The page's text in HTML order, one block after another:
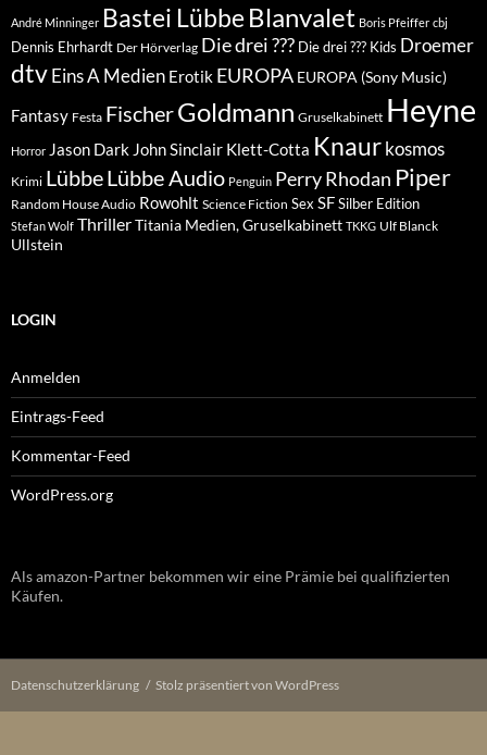
André Minninger Bastei Lübbe Blanvalet Boris Pfeiffer cbj
Dennis Ehrhardt Der Hörverlag Die drei ??? Die drei ??? Kids Droemer
dtvEins A Medien Erotik EUROPA EUROPA (Sony Music)
Fantasy Festa FischerGoldmann Gruselkabinett Heyne
Horror Jason Dark John Sinclair Klett-Cotta Knaur kosmos
Krimi LübbeLübbe Audio Penguin Perry Rhodan Piper
Random House Audio Rowohlt Science Fiction Sex SFSilber Edition
Stefan Wolf ThrillerTitania Medien, Gruselkabinett TKKG Ulf Blanck
Ullstein
LOGIN
Anmelden
Eintrags-Feed
Kommentar-Feed
WordPress.org
Als amazon-Partner bekommen wir eine Prämie bei qualifizierten
Käufen.
Datenschutzerklärung Stolz präsentiert von WordPress